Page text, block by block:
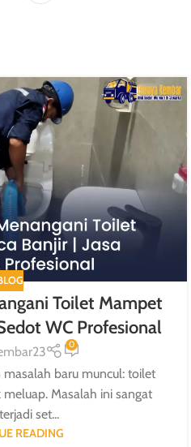
Toilet Mampet
WC Profesional
0
baru muncul: toilet
Masalah ini sangat
set...
READING